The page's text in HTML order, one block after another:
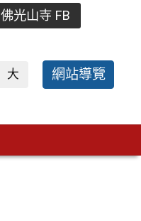
佛光山寺 FB
大 網站導覽